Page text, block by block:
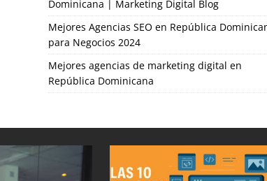
Dominicana | Marketing Digital Blog
Mejores Agencias SEO en República
para Negocios 2024
Mejores agencias de marketing digital en
República Dominicana